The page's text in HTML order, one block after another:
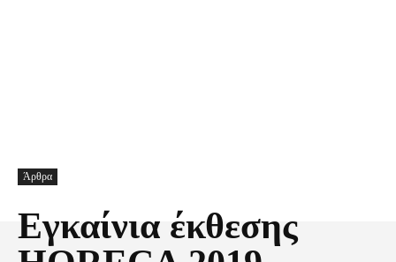
Άρθρα
Εγκαίνια έκθεσης